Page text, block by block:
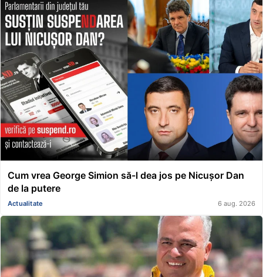
Cum vrea George Simion să-l dea jos pe Nicușor Dan
de la putere
Actualitate 6 aug. 2026